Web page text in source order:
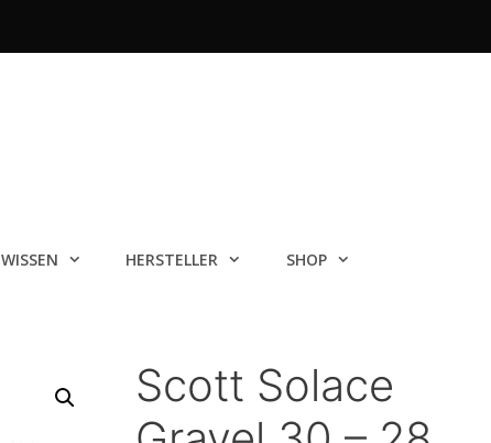
WISSEN HERSTELLER SHOP
Scott Solace